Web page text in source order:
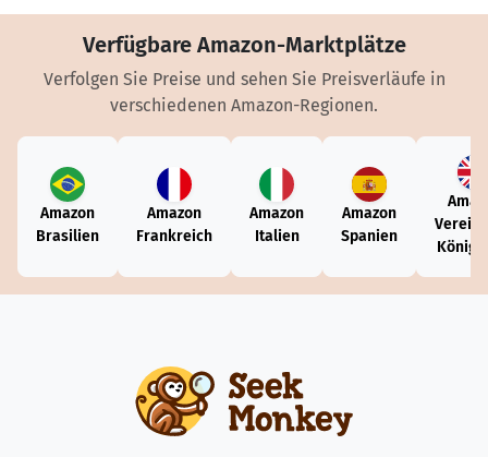
Verfügbare Amazon-Marktplätze
Verfolgen Sie Preise und sehen Sie Preisverläufe in
verschiedenen Amazon-Regionen.
Amazon
Brasilien
Amazon
Frankreich
Amazon
Italien
Amazon
Spanien